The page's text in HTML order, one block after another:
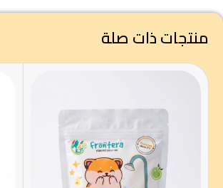
منتجات ذات صلة